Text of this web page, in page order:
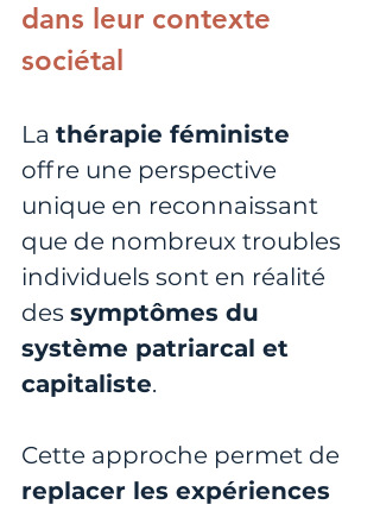
dans leur contexte
sociétal
La thérapie féministe
offre une perspective
unique en reconnaissant
que de nombreux troubles
individuels sont en réalité
des symptômes du
système patriarcal et
capitaliste.
Cette approche permet de
replacer les expériences